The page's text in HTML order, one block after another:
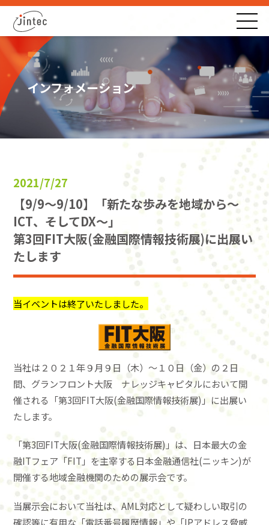
インフォメーション
2021/7/27
【9/9～9/10】「新たな歩みを地域から～
ICT、そしてDX～」
第3回FIT大阪(金融国際情報技術展)に出展い
たします
当イベントは終了いたしました。
当社は２０２１年９月９日（木）～１０日（金）の２日
間、グランフロント大阪 ナレッジキャピタルにおいて開
催される「第3回FIT大阪(金融国際情報技術展)」に出展い
たします。
「第3回FIT大阪(金融国際情報技術展)」は、日本最大の金
融ITフェア「FIT」を主宰する日本金融通信社(ニッキン)が
開催する地域金融機関のための展示会です。
当展示会において当社は、AML対応として疑わしい取引の
確認等に有用な「電話番号履歴情報」や「IPアドレス脅威